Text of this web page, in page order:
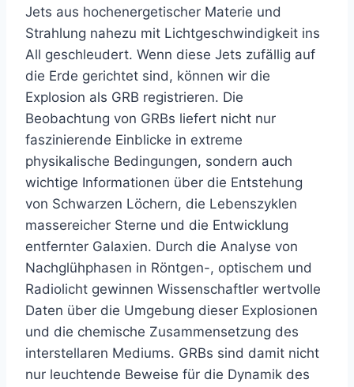
Jets aus hochenergetischer Materie und
Strahlung nahezu mit Lichtgeschwindigkeit ins
All geschleudert. Wenn diese Jets zufällig auf
die Erde gerichtet sind, können wir die
Explosion als GRB registrieren. Die
Beobachtung von GRBs liefert nicht nur
faszinierende Einblicke in extreme
physikalische Bedingungen, sondern auch
wichtige Informationen über die Entstehung
von Schwarzen Löchern, die Lebenszyklen
massereicher Sterne und die Entwicklung
entfernter Galaxien. Durch die Analyse von
Nachglühphasen in Röntgen-, optischem und
Radiolicht gewinnen Wissenschaftler wertvolle
Daten über die Umgebung dieser Explosionen
und die chemische Zusammensetzung des
interstellaren Mediums. GRBs sind damit nicht
nur leuchtende Beweise für die Dynamik des